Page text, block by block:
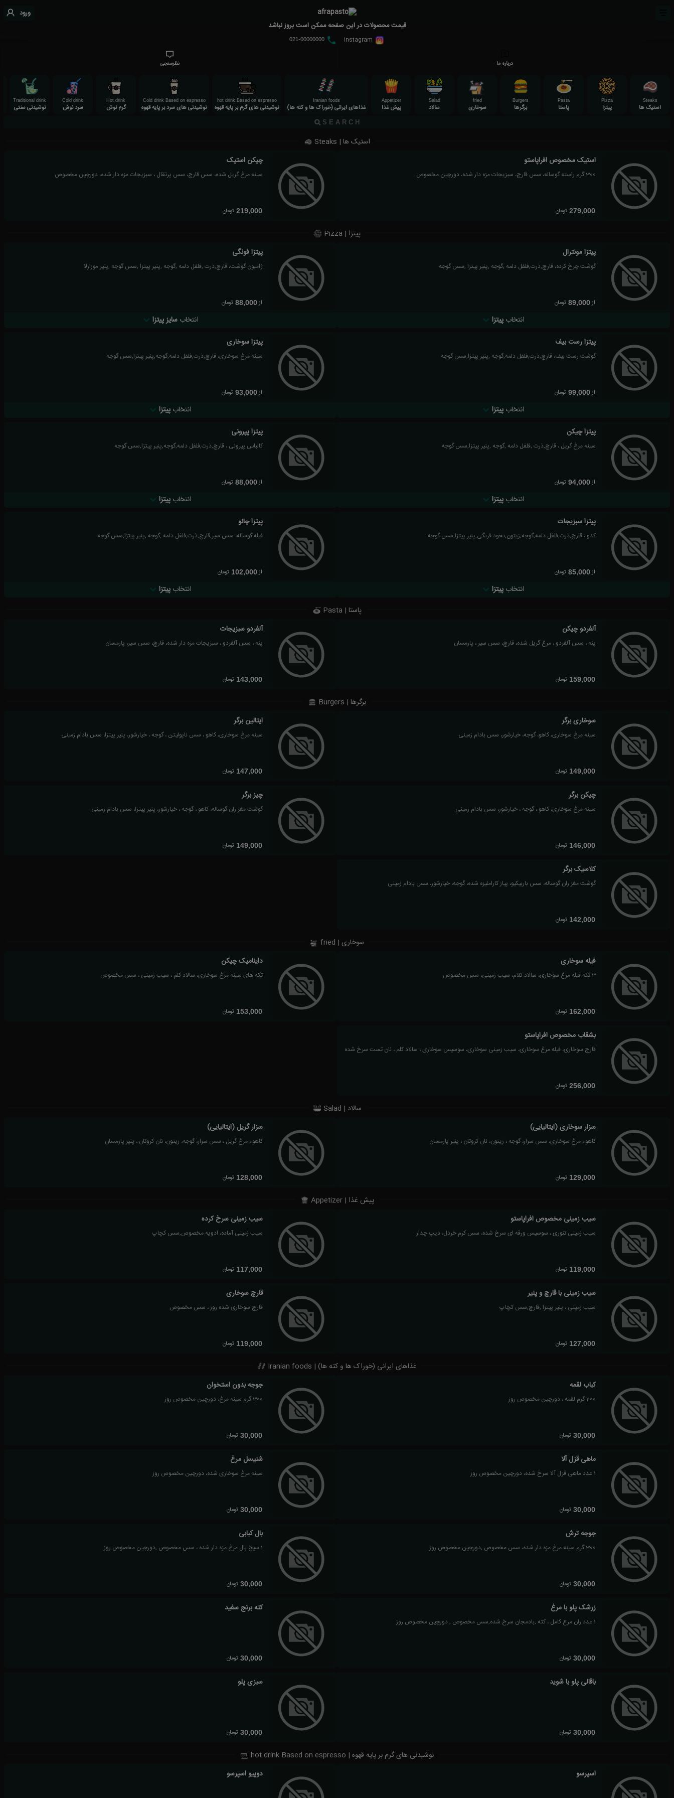
ورود
قیمت محصولات در این صفحه ممکن است بروز نباشد
021-00000000
درباره ما نظرسنجی
Steaks
استیک ها
Pizza
پیتزا
Pasta
پاستا
Burgers
برگرها
fried
سوخاری
Salad
سالاد
Appetizer
پیش غذا
Iranian foods
غذاهای ایرانی (خوراک ها و کته ها)
hot drink Based on espresso
نوشیدنی های گرم بر پایه قهوه
Cold drink Based on espresso
نوشیدنی های سرد بر پایه قهوه
Hot drink
گرم نوش
Cold drink
سرد نوش
Traditional drink
نوشیدنی سنتی
استیک ها | Steaks
استیک مخصوص افراپاستو
300 گرم راسته گوساله، سس قارچ، سبزیجات مزه دار شده، دورچین مخصوص
279,000 تومان
چیکن استیک
سینه مرغ گریل شده، سس قارچ، سس پرتقال ، سبزیجات مزه دار شده، دورچین مخصوص
219,000 تومان
پیتزا | Pizza
پیتزا مونترال
گوشت چرخ کرده، قارچ,ذرت,فلفل دلمه ,گوجه ,پنیر پیتزا ,سس گوجه
از89,000 تومان
انتخاب پیتزا
پیتزا فونگی
ژامبون گوشت، قارچ,ذرت ,فلفل دلمه ,گوجه ,پنیر پیتزا ,سس گوجه ,پنیر موزارلا
از88,000 تومان
انتخابسایز پیتزا
پیتزا رست بیف
گوشت رست بیف، قارچ,ذرت,فلفل دلمه,گوجه ,پنیر پیتزا,سس گوجه
از99,000 تومان
انتخاب پیتزا
پیتزا سوخاری
سینه مرغ سوخاری، قارچ,ذرت,فلفل دلمه,گوجه,پنیر پیتزا,سس گوجه
از93,000 تومان
انتخاب پیتزا
پیتزا چیکن
سینه مرغ گریل ، قارچ,ذرت ,فلفل دلمه ,گوجه ,پنیر پیتزا,سس گوجه
از94,000 تومان
انتخاب پیتزا
پیتزا پپرونی
کالباس پپرونی ، قارچ,ذرت,فلفل دلمه,گوجه,پنیر پیتزا,سس گوجه
از88,000 تومان
انتخاب پیتزا
پیتزا سبزیجات
کدو ، قارچ,ذرت,فلفل دلمه,گوجه,زیتون,نخود فرنگی,پنیر پیتزا,سس گوجه
از85,000 تومان
انتخاب پیتزا
پیتزا چانو
فیله گوساله، سس سیر,قارچ,ذرت,فلفل دلمه ,گوجه ,پنیر پیتزا,سس گوجه
از102,000 تومان
انتخاب پیتزا
پاستا | Pasta
آلفردو چیکن
پنه ، سس آلفردو ، مرغ گریل شده، قارچ، سس سیر ، پارمسان
159,000 تومان
آلفردو سبزیجات
پنه ، سس آلفردو ، سبزیجات مزه دار شده، قارچ، سس سیر، پارمسان
143,000 تومان
برگرها | Burgers
سوخاری برگر
سینه مرغ سوخاری، کاهو، گوجه، خیارشور، سس بادام زمینی
149,000 تومان
ایتالین برگر
سینه مرغ سوخاری، کاهو ، سس ناپولیتن ، گوجه ، خیارشور، پنیر پیتزا، سس بادام زمینی
147,000 تومان
چیکن برگر
سینه مرغ سوخاری، کاهو ، گوجه ، خیارشور، سس بادام زمینی
146,000 تومان
چیز برگر
گوشت مغز ران گوساله، کاهو ، گوجه ، خیارشور، پنیر پیتزا، سس بادام زمینی
149,000 تومان
کلاسیک برگر
گوشت مغز ران گوساله، سس باربیکیو، پیاز کاراملیزه شده، گوجه، خیارشور، سس بادام زمینی
142,000 تومان
سوخاری | fried
فیله سوخاری
3 تکه فیله مرغ سوخاری، سالاد کلام، سیب زمینی، سس مخصوص
162,000 تومان
داینامیک چیکن
تکه های سینه مرغ سوخاری، سالاد کلم ، سیب زمینی ، سس مخصوص
153,000 تومان
بشقاب مخصوص افراپاستو
قارچ سوخاری، فیله مرغ سوخاری، سیب زمینی سوخاری، سوسیس سوخاری ، سالاد کلم ، نان تست سرخ شده
256,000 تومان
سالاد | Salad
سزار سوخاری (ایتالیایی)
کاهو ، مرغ سوخاری، سس سزار، گوجه ، زیتون، نان کروتان ، پنیر پارمسان
129,000 تومان
سزار گریل (ایتالیایی)
کاهو ، مرغ گریل ، سس سزار، گوجه، زیتون، نان کروتان ، پنیر پارمسان
128,000 تومان
پیش غذا | Appetizer
سیب زمینی مخصوص افراپاستو
سیب زمینی تنوری ، سوسیس ورقه ای سرخ شده، سس کرم خردل، دیپ چدار
119,000 تومان
سیب زمینی سرخ کرده
سیب زمینی آماده، ادویه مخصوص,سس کچاپ
117,000 تومان
سیب زمینی با قارچ و پنیر
سیب زمینی ، پنیر پیتزا ,قارچ,سس کچاپ
127,000 تومان
قارچ سوخاری
قارچ سوخاری شده روز ، سس مخصوص
119,000 تومان
غذاهای ایرانی (خوراک ها و کته ها) | Iranian foods
کباب لقمه
200 گرم لقمه ، دورچین مخصوص روز
30,000 تومان
جوجه بدون استخوان
300 گرم سینه مرغ، دورچین مخصوص روز
30,000 تومان
ماهی قزل آلا
1 عدد ماهی قزل آلا سرخ شده، دورچین مخصوص روز
30,000 تومان
شنیسل مرغ
سینه مرغ سوخاری شده، دورچین مخصوص روز
30,000 تومان
جوجه ترش
300 گرم سینه مرغ مزه دار شده، سس مخصوص ,دورچین مخصوص روز
30,000 تومان
بال کبابی
1 سیخ بال مرغ مزه دار شده ، سس مخصوص ,دورچین مخصوص روز
30,000 تومان
زرشک پلو با مرغ
1 عدد ران مرغ کامل ، کته ,بادمجان سرخ شده,سس مخصوص , دورچین مخصوص روز
30,000 تومان
کته برنج سفید
30,000 تومان
باقالی پلو با شوید
30,000 تومان
سبزی پلو
30,000 تومان
نوشیدنی های گرم بر پایه قهوه | hot drink Based on espresso
اسپرسو دوپیو اسپرسو